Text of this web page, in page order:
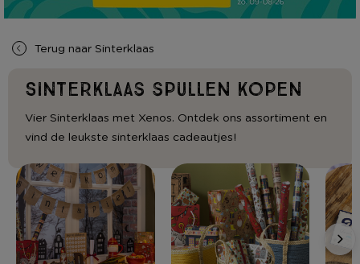
Terug naar Sinterklaas
Sinterklaas spullen kopen
Vier Sinterklaas met Xenos. Ontdek ons assortiment en
vind de leukste sinterklaas cadeautjes!